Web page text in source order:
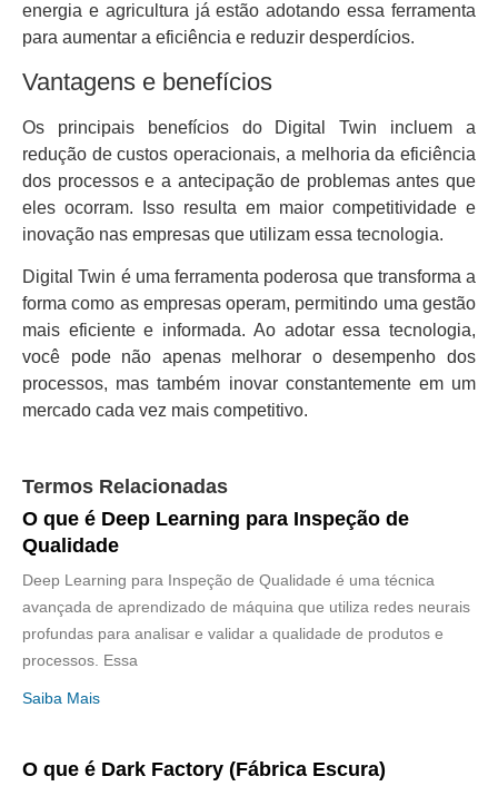
energia e agricultura já estão adotando essa ferramenta
para aumentar a eficiência e reduzir desperdícios.
Vantagens e benefícios
Os principais benefícios do Digital Twin incluem a
redução de custos operacionais, a melhoria da eficiência
dos processos e a antecipação de problemas antes que
eles ocorram. Isso resulta em maior competitividade e
inovação nas empresas que utilizam essa tecnologia.
Digital Twin é uma ferramenta poderosa que transforma a
forma como as empresas operam, permitindo uma gestão
mais eficiente e informada. Ao adotar essa tecnologia,
você pode não apenas melhorar o desempenho dos
processos, mas também inovar constantemente em um
mercado cada vez mais competitivo.
Termos Relacionadas
O que é Deep Learning para Inspeção de
Qualidade
Deep Learning para Inspeção de Qualidade é uma técnica
avançada de aprendizado de máquina que utiliza redes neurais
profundas para analisar e validar a qualidade de produtos e
processos. Essa
Saiba Mais
O que é Dark Factory (Fábrica Escura)